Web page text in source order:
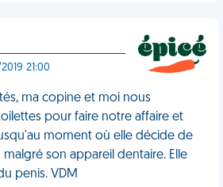
21:00
ma copine et moi nous
pour faire notre affaire et
moment où elle décide de
son appareil dentaire. Elle
penis. VDM